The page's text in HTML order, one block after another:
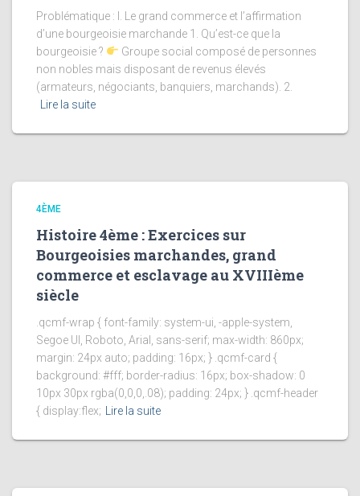
Problématique : I. Le grand commerce et l’affirmation
d’une bourgeoisie marchande 1. Qu’est-ce que la
bourgeoisie ?
Groupe social composé de personnes
non nobles mais disposant de revenus élevés
(armateurs, négociants, banquiers, marchands). 2.
Lire la suite
4ÈME
Histoire 4ème : Exercices sur
Bourgeoisies marchandes, grand
commerce et esclavage au XVIIIème
siècle
.qcmf-wrap { font-family: system-ui, -apple-system,
Segoe UI, Roboto, Arial, sans-serif; max-width: 860px;
margin: 24px auto; padding: 16px; } .qcmf-card {
background: #fff; border-radius: 16px; box-shadow: 0
10px 30px rgba(0,0,0,.08); padding: 24px; } .qcmf-header
{ display:flex;
Lire la suite